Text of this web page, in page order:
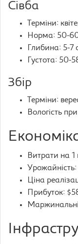
Сівба
Терміни:
Норма: 50-
Глибина: 5-7
Густота: 50-
Збір
Терміни:
Вологість
Витрати на
Ціна
Прибуток: